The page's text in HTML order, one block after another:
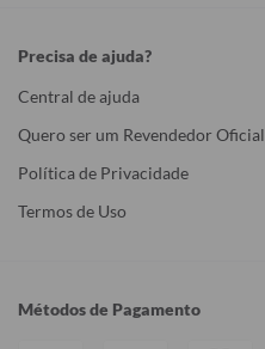
Precisa de ajuda?
Central de ajuda
Quero ser um Revendedor Oficial
Política de Privacidade
Termos de Uso
Métodos de Pagamento